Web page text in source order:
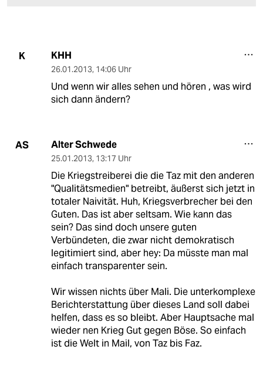
K KHH
26.01.2013, 14:06 Uhr
Und wenn wir alles sehen und hören , was wird
sich dann ändern?
AS Alter Schwede
25.01.2013, 13:17 Uhr
Die Kriegstreiberei die die Taz mit den anderen
"Qualitätsmedien" betreibt, äußerst sich jetzt in
totaler Naivität. Huh, Kriegsverbrecher bei den
Guten. Das ist aber seltsam. Wie kann das
sein? Das sind doch unsere guten
Verbündeten, die zwar nicht demokratisch
legitimiert sind, aber hey: Da müsste man mal
einfach transparenter sein.
Wir wissen nichts über Mali. Die unterkomplexe
Berichterstattung über dieses Land soll dabei
helfen, dass es so bleibt. Aber Hauptsache mal
wieder nen Krieg Gut gegen Böse. So einfach
ist die Welt in Mail, von Taz bis Faz.